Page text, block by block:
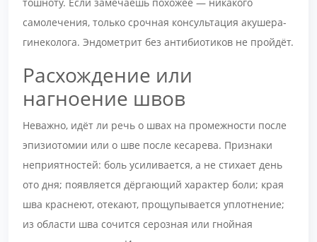
самолечения, только срочная консультация акушера-
гинеколога. Эндометрит без антибиотиков не пройдёт.
Расхождение или
нагноение швов
Неважно, идёт ли речь о швах на промежности после
эпизиотомии или о шве после кесарева. Признаки
неприятностей: боль усиливается, а не стихает день
ото дня; появляется дёргающий характер боли; края
шва краснеют, отекают, прощупывается уплотнение;
из области шва сочится серозная или гнойная